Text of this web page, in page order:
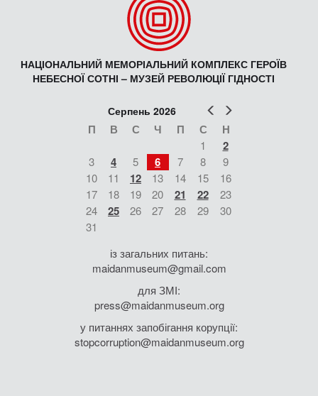
НАЦІОНАЛЬНИЙ МЕМОРІАЛЬНИЙ КОМПЛЕКС ГЕРОЇВ
НЕБЕСНОЇ СОТНІ – МУЗЕЙ РЕВОЛЮЦІЇ ГІДНОСТІ
Попер
Серпень 2026
П В С Ч П С Н
1 2
3 4 5 6 7 8
9
10
11 12 13 14 15
16
17
18 19 20 21 22
23
24
25 26 27 28 29
30
31
із загальних питань:
maidanmuseum@gmail.com
для ЗМІ:
press@maidanmuseum.org
у питаннях запобігання корупції:
stopcorruption@maidanmuseum.org